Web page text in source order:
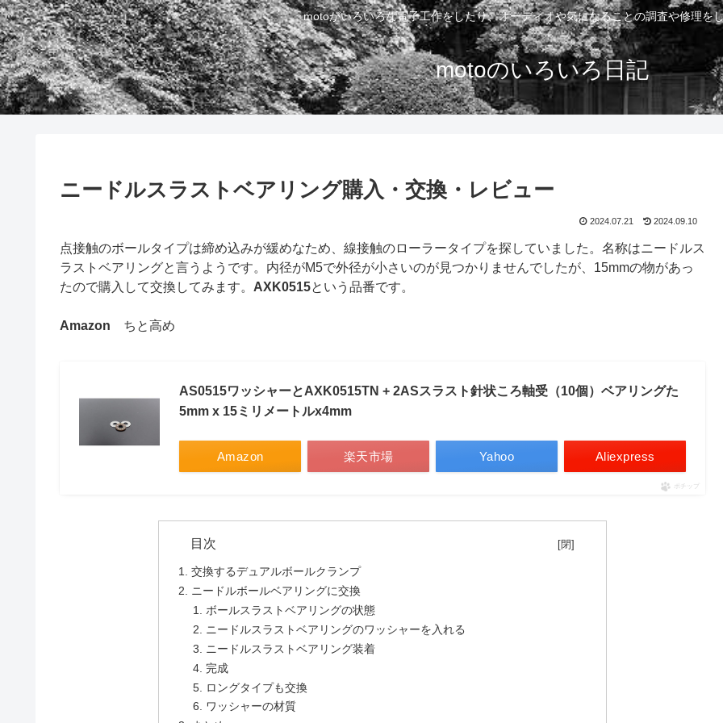
motoがいろいろな電子工作をしたり、オーディオや気になることの調査や修理を
motoのいろいろ日記
ニードルスラストベアリング購入・交換・レビュー
2024.07.21 2024.09.10
点接触のボールタイプは締め込みが緩めなため、線接触のローラータイプを探していました。名称はニードルス
ラストベアリングと言うようです。内径がM5で外径が小さいのが見つかりませんでしたが、15mmの物があっ
たので購入して交換してみます。 AXK0515という品番です。
Amazon ちと高め
AS0515ワッシャーとAXK0515TN + 2ASスラスト針状ころ軸受（10個）ベアリングた
5mm x 15ミリメートルx4mm
Amazon 楽天市場 Yahoo Aliexpress
ポチップ
目次
交換するデュアルボールクランプ
ニードルボールベアリングに交換
ボールスラストベアリングの状態
ニードルスラストベアリングのワッシャーを入れる
ニードルスラストベアリング装着
完成
ロングタイプも交換
ワッシャーの材質